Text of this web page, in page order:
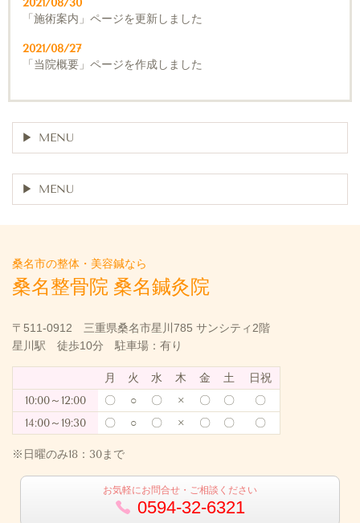
2021/08/30
「施術案内」ページを更新しました
2021/08/27
「当院概要」ページを作成しました
MENU
MENU
桑名市の整体・美容鍼なら
桑名整骨院 桑名鍼灸院
〒511-0912 三重県桑名市星川785 サンシティ2階
星川駅 徒歩10分 駐車場：有り
月 火 水 木 金 土
日祝
10:00～12:00
〇 ○ 〇 × 〇 〇
〇
14:00～19:30
〇 ○ 〇 × 〇 〇 〇
※日曜のみ18：30まで
お気軽にお問合せ・ご相談ください
0594-32-6321